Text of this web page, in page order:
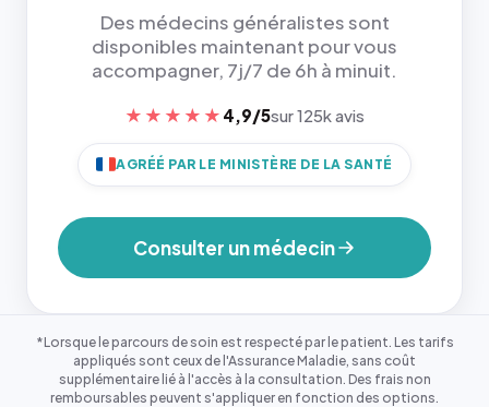
Des médecins généralistes sont
disponibles maintenant pour vous
accompagner, 7j/7 de 6h à minuit.
★★★★★ 4,9/5sur 125k avis
AGRÉÉ PAR LE MINISTÈRE DE LA SANTÉ
Consulter un médecin
*Lorsque le parcours de soin est respecté par le patient. Les tarifs
appliqués sont ceux de l'Assurance Maladie, sans coût
supplémentaire lié à l'accès à la consultation. Des frais non
remboursables peuvent s'appliquer en fonction des options.